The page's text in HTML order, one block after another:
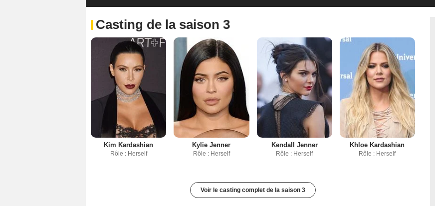
Casting de la saison 3
Kim Kardashian
Rôle : Herself
Kylie Jenner
Rôle : Herself
Kendall Jenner
Rôle : Herself
Khloe Kardashian
Rôle : Herself
Voir le casting complet de la saison 3